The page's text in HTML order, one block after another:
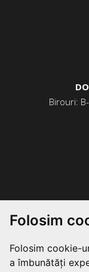
Folosim
Folosim cookie-
a îmbunătăți
Birouri: